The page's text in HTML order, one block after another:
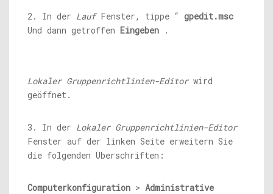
2. In der LaufFenster, tippe “ gpedit.msc
Und dann getroffen Eingeben .
Lokaler Gruppenrichtlinien-Editorwird
geöffnet.
3. In der Lokaler Gruppenrichtlinien-Editor
Fenster auf der linken Seite erweitern Sie
die folgenden Überschriften:
Computerkonfiguration > Administrative